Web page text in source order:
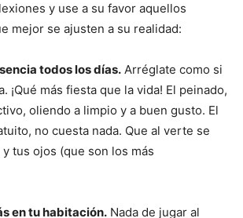
y use a su favor aquellos
mejor se ajusten a su realidad:
todos los días. Arréglate como si
¡Qué más fiesta que la vida! El peinado,
oliendo a limpio y a buen gusto. El
no cuesta nada. Que al verte se
tus ojos (que son los más
en tu habitación. Nada de jugar al